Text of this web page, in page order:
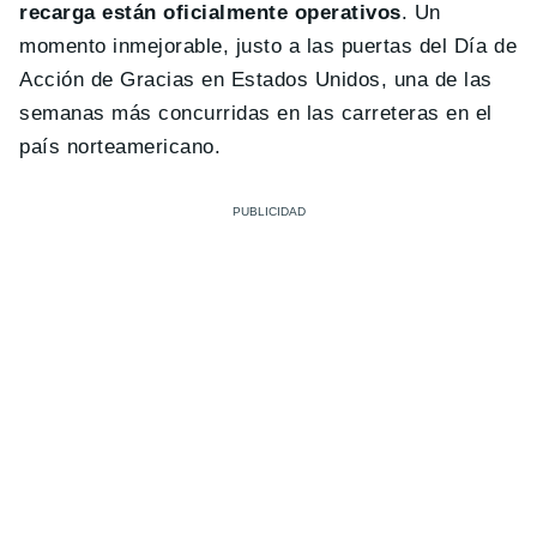
recarga están oficialmente operativos. Un
momento inmejorable, justo a las puertas del Día de
Acción de Gracias en Estados Unidos, una de las
semanas más concurridas en las carreteras en el
país norteamericano.